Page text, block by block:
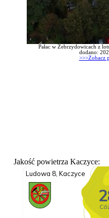
Pałac w Zebrzydowicach z
dodano:
>>>Zobacz
Jakość powietrza Kaczyce: